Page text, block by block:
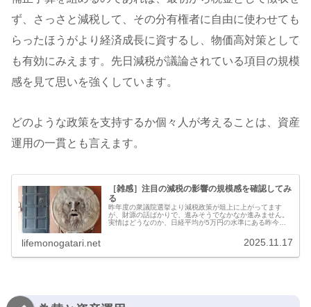
ず、さっさと減税して、その分有権者に自由に使わせても
らったほうがより経済成長に資するし、物価高対策として
も有効にみえます。先日減税が議論されている項目の規模
感を見て思いを強くしています。
どのような政策を支持するか個々人が考えることは、資産
運用の一貫とも言えます。
［雑感］注目の減税の影響の規模感を確認してみ
る
昨年度の衆議院選挙より減税政策が俎上に上がってます
が、財源の話ばかりで、進みそうでなかなか進みません。
実情はどうなのか、日経平均が5万円の水準にある昨今、
lifemonogatari.net 2025.11.17